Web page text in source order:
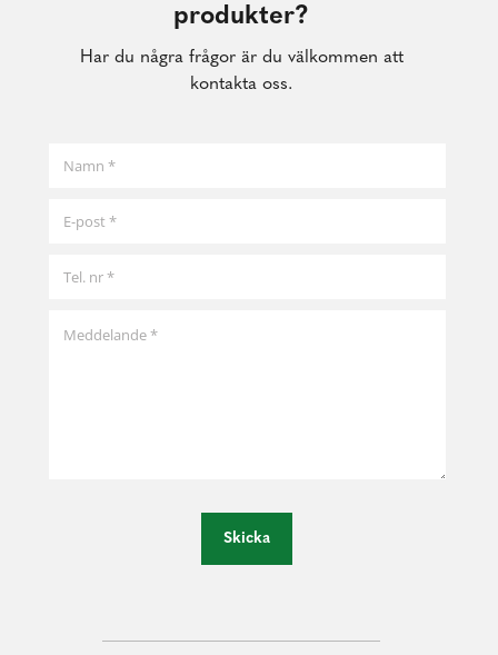
produkter?
Har du några frågor är du välkommen att
kontakta oss.
Skicka